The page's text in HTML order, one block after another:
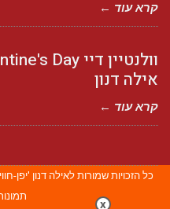
קרא עוד ←
אילה דנון
קרא עוד ←
כל הזכויות שמורות לאילה דנון
x